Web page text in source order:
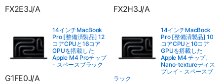
FX2E3J/A FX2H3J/A
14インチMacBook
Pro [整備済製品] 12
コアCPUと16コア
GPUを搭載した
Apple M4 Proチップ
- スペースブラック
G1FE0J/A
14インチMacBook
Pro [整備済製品] 10
コアCPUと10コア
GPUを搭載した
Apple M4 チップ、
Nano-textureディス
プレイ - スペースブ
ラック